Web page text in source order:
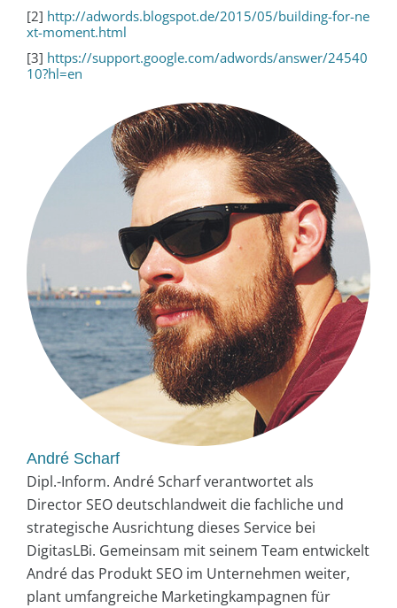
[2] http://adwords.blogspot.de/2015/05/building-for-ne
xt-moment.html
[3] https://support.google.com/adwords/answer/24540
10?hl=en
André Scharf
Dipl.-Inform. André Scharf verantwortet als
Director SEO deutschlandweit die fachliche und
strategische Ausrichtung dieses Service bei
DigitasLBi. Gemeinsam mit seinem Team entwickelt
André das Produkt SEO im Unternehmen weiter,
plant umfangreiche Marketingkampagnen für